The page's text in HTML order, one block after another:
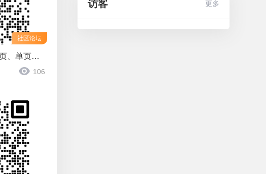
社区论坛
排版，(展架、海报、折页、单页、桌签、工作证、文化墙，画册等)联系方式:13192285096
106
访客 更多